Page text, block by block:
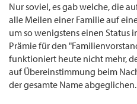
Nur soviel, es gab welche, die
alle Meilen einer Familie auf
um so wenigstens einen Status
Prämie für den
funktioniert heute nicht mehr,
auf Übereinstimmung beim
der gesamte Name abgeglichen.